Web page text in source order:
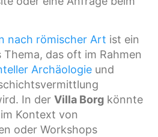
nach römischer Art ist ein
das oft im Rahmen
Archäologie und
In der Villa Borg könnte
Kontext von
oder Workshops